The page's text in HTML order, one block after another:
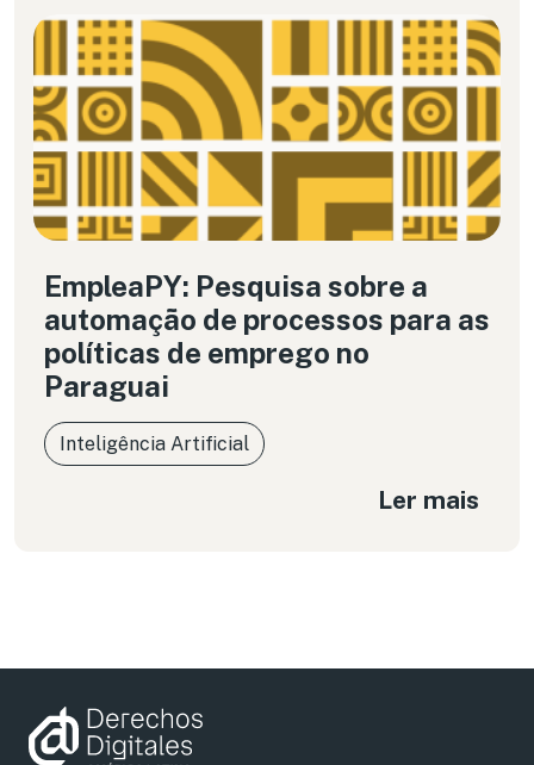
EmpleaPY: Pesquisa sobre a
automação de processos para as
políticas de emprego no
Paraguai
Inteligência Artificial
Ler mais